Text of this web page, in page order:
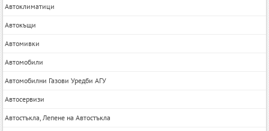
Автоклиматици
Автокъщи
Автомивки
Автомобили
Автомобилни Газови Уредби АГУ
Автосервизи
Автостъкла, Лепене на Автостъкла